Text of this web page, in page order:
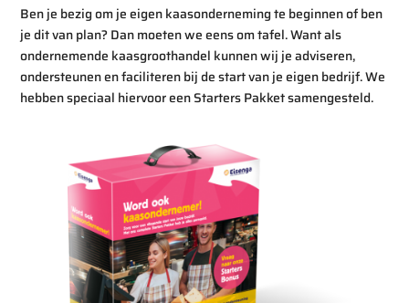
Ben je bezig om je eigen kaasonderneming te beginnen of ben
je dit van plan? Dan moeten we eens om tafel. Want als
ondernemende kaasgroothandel kunnen wij je adviseren,
ondersteunen en faciliteren bij de start van je eigen bedrijf. We
hebben speciaal hiervoor een Starters Pakket samengesteld.